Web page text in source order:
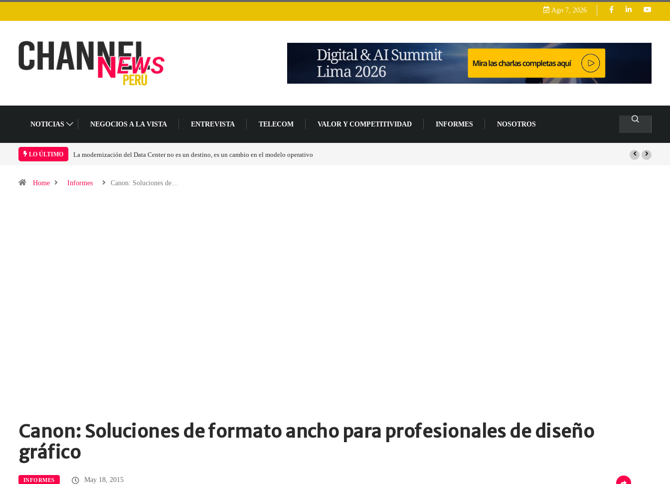
Ago 7, 2026
NOTICIAS NEGOCIOS A LA VISTA ENTREVISTA TELECOM VALOR Y COMPETITIVIDAD INFORMES NOSOTROS
LO ÚLTIMO
en el modelo operativoLos ingresos por semiconductores aumentarán más de un 94 % en 2026
Home Informes Canon: Soluciones de…
Canon: Soluciones de formato ancho para profesionales de diseño
gráfico
INFORMES May 18, 2015